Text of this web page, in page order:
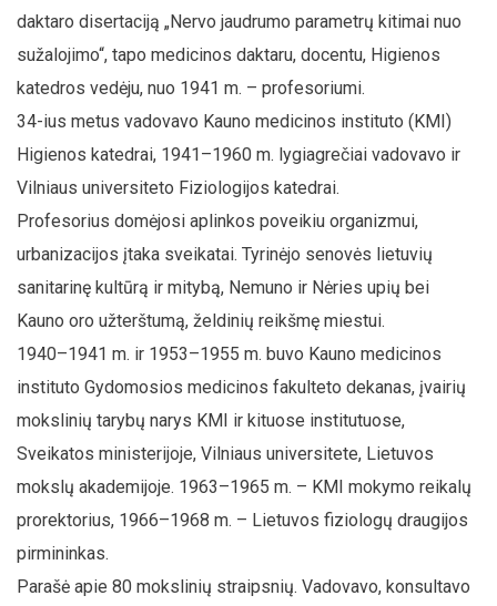
daktaro disertaciją „Nervo jaudrumo parametrų kitimai nuo
sužalojimo“, tapo medicinos daktaru, docentu, Higienos
katedros vedėju, nuo 1941 m. – profesoriumi.
34-ius metus vadovavo Kauno medicinos instituto (KMI)
Higienos katedrai, 1941–1960 m. lygiagrečiai vadovavo ir
Vilniaus universiteto Fiziologijos katedrai.
Profesorius domėjosi aplinkos poveikiu organizmui,
urbanizacijos įtaka sveikatai. Tyrinėjo senovės lietuvių
sanitarinę kultūrą ir mitybą, Nemuno ir Nėries upių bei
Kauno oro užterštumą, želdinių reikšmę miestui.
1940–1941 m. ir 1953–1955 m. buvo Kauno medicinos
instituto Gydomosios medicinos fakulteto dekanas, įvairių
mokslinių tarybų narys KMI ir kituose institutuose,
Sveikatos ministerijoje, Vilniaus universitete, Lietuvos
mokslų akademijoje. 1963–1965 m. – KMI mokymo reikalų
prorektorius, 1966–1968 m. – Lietuvos fiziologų draugijos
pirmininkas.
Parašė apie 80 mokslinių straipsnių. Vadovavo, konsultavo